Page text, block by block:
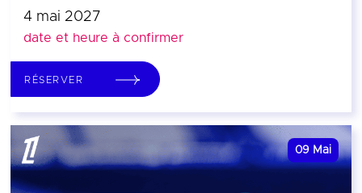
4 mai 2027
date et heure à confirmer
RÉSERVER
09 Mai